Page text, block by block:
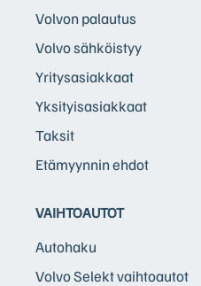
Volvon palautus
Volvo sähköistyy
Yritysasiakkaat
Yksityisasiakkaat
Taksit
Etämyynnin ehdot
VAIHTOAUTOT
Autohaku
Volvo Selekt vaihtoautot